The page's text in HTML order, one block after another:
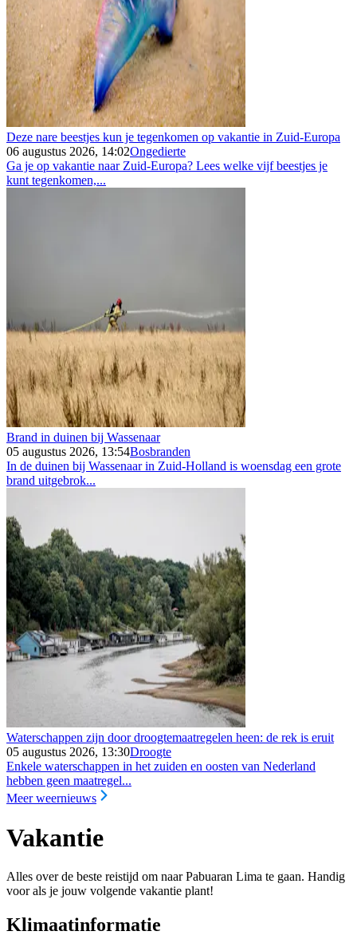
Deze nare beestjes kun je tegenkomen op vakantie in Zuid-Europa
06 augustus 2026, 14:02Ongedierte
Ga je op vakantie naar Zuid-Europa? Lees welke vijf beestjes je
kunt tegenkomen,...
Brand in duinen bij Wassenaar
05 augustus 2026, 13:54Bosbranden
In de duinen bij Wassenaar in Zuid-Holland is woensdag een grote
brand uitgebrok...
Waterschappen zijn door droogtemaatregelen heen: de rek is eruit
05 augustus 2026, 13:30Droogte
Enkele waterschappen in het zuiden en oosten van Nederland
hebben geen maatregel...
Meer weernieuws
Vakantie
Alles over de beste reistijd om naar Pabuaran Lima te gaan. Handig
voor als je jouw volgende vakantie plant!
Klimaatinformatie